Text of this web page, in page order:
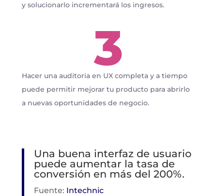
y solucionarlo incrementará los ingresos.
3
Hacer una auditoria en UX completa y a tiempo
puede permitir mejorar tu producto para abrirlo
a nuevas oportunidades de negocio.
Una buena interfaz de usuario
puede aumentar la tasa de
conversión en más del 200%.
Fuente: Intechnic